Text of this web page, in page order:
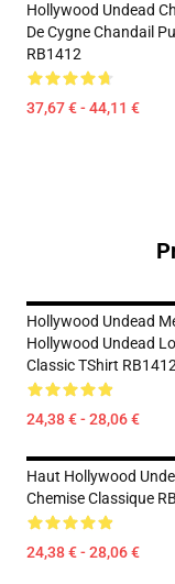
Hollywood Undead
De Cygne Chandail Pull
RB1412
37,67 € - 44,11 €
Hollywood Undead
Hollywood Undead
Classic TShirt RB1412
24,38 € - 28,06 €
Haut Hollywood
Chemise Classique
24,38 € - 28,06 €